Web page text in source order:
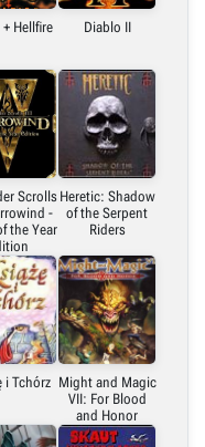
Hellfire Diablo II
Scrolls
-
the Year
Heretic: Shadow
of the Serpent
Riders
i Tchórz Might and Magic
VII: For Blood
and Honor